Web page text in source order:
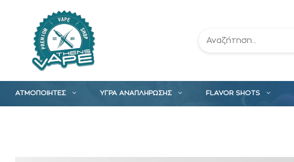
περιεχόμενο
ΑΤΜΟΠΟΙΗΤΕΣ ΥΓΡΑ ΑΝΑΠΛΗΡΩΣΗΣ FLAVOR SHOTS